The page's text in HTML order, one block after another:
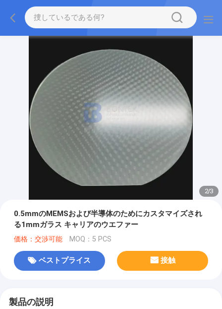
2/3
0.5mmのMEMSおよび半導体のためにカスタマイズされ
る1mmガラス キャリアのウエファー
価格：交渉可能 MOQ：5 PCS
ベストプライス 接触
製品の説明